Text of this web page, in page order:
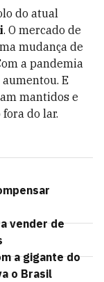
do atual
. O mercado de
mudança de
a pandemia
E
mantidos e
do lar.
vender de
a gigante do
o Brasil